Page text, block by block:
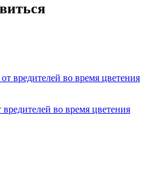
во время цветения